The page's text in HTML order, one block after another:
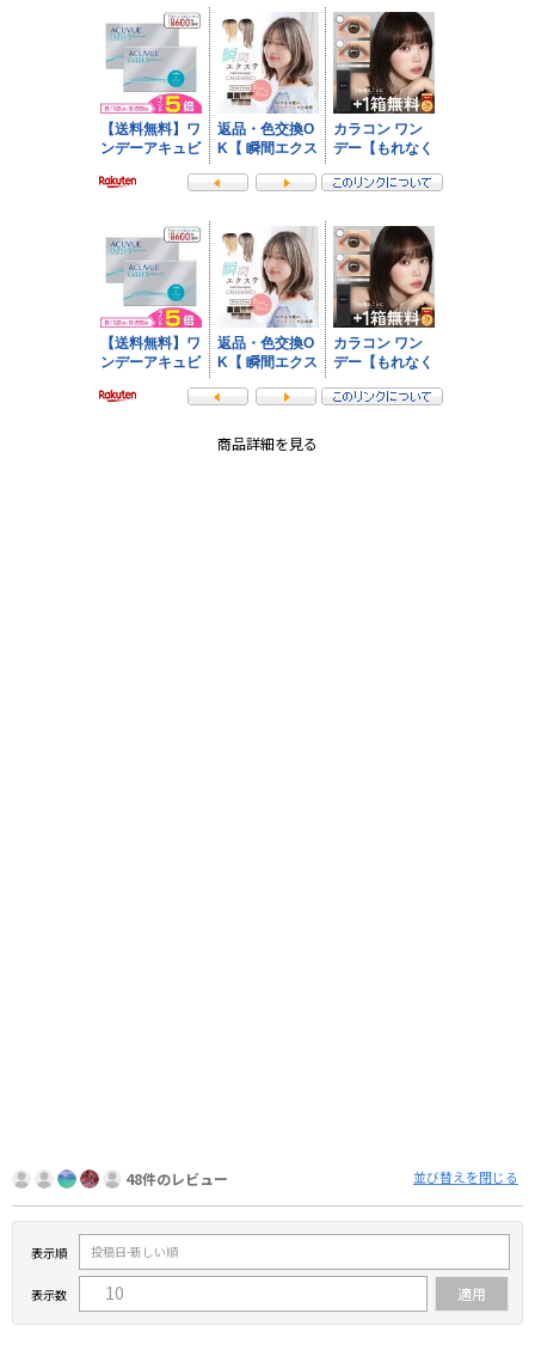
商品詳細を見る
48件のレビュー 並び替えを閉じる
表示順
表示数